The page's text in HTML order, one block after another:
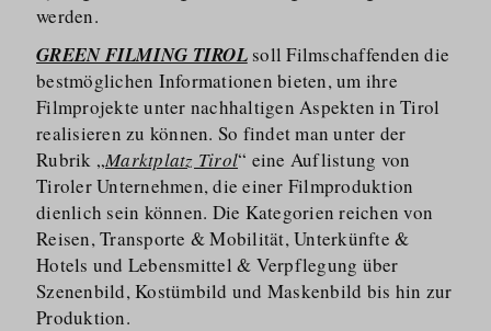
werden.
GREEN FILMING TIROLsoll Filmschaffenden die
bestmöglichen Informationen bieten, um ihre
Filmprojekte unter nachhaltigen Aspekten in Tirol
realisieren zu können. So findet man unter der
Rubrik „Marktplatz Tirol“ eine Auflistung von
Tiroler Unternehmen, die einer Filmproduktion
dienlich sein können. Die Kategorien reichen von
Reisen, Transporte & Mobilität, Unterkünfte &
Hotels und Lebensmittel & Verpflegung über
Szenenbild, Kostümbild und Maskenbild bis hin zur
Produktion.